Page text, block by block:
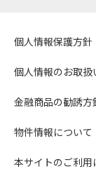
個人情報保護方針
個人情報のお取扱
金融商品の勧誘方
物件情報について
本サイトのご利用